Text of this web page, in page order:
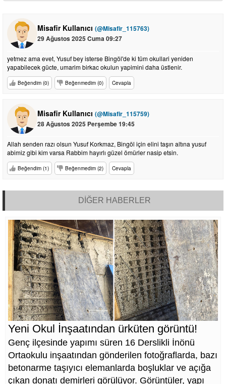
Misafir Kullanıcı (@Misafir_115763)
29 Ağustos 2025 Cuma 09:27
yetmez ama evet, Yusuf bey isterse Bingöl'de ki tüm okullari yeniden
yapabilecek gücte, umarim birkac okulun yapimini daha üstlenir.
Beğendim (0) Beğenmedim (0) Cevapla
Misafir Kullanıcı (@Misafir_115759)
28 Ağustos 2025 Perşembe 19:45
Allah senden razı olsun Yusuf Korkmaz, Bingöl için elini taşın altına yusuf
abimiz gibi kim varsa Rabbim hayırlı güzel ömürler nasip etsin.
Beğendim (1) Beğenmedim (2) Cevapla
DİĞER HABERLER
Yeni Okul İnşaatından ürküten görüntü!
Genç ilçesinde yapımı süren 16 Derslikli İnönü
Ortaokulu inşaatından gönderilen fotoğraflarda, bazı
betonarme taşıyıcı elemanlarda boşluklar ve açığa
çıkan donatı demirleri görülüyor. Görüntüler, yapı